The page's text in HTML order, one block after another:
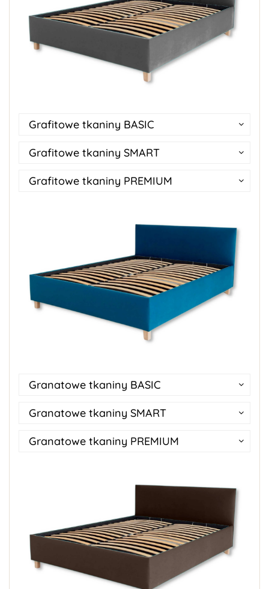
Grafitowe tkaniny BASIC
Grafitowe tkaniny SMART
Grafitowe tkaniny PREMIUM
Granatowe tkaniny BASIC
Granatowe tkaniny SMART
Granatowe tkaniny PREMIUM